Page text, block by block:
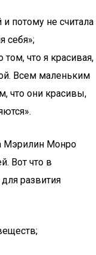
потому не считала
себя»;
что я красивая,
Всем маленьким
что они красивы,
Мэрилин Монро
Вот что в
развития